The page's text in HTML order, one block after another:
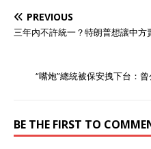
重要继承国，所以两者我们
放在一起说。 新中国建立之
约等问题上存在着不小的分
美国的任务。 志愿军的不断
胜利，让苏联人对我们刮目
PREVIOUS
三年內不許統一？特朗普想讓中
“嘴炮”總統被保安拽下台：
BE THE FIRST TO